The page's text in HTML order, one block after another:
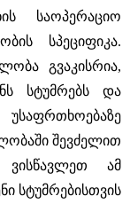
საოპერაციო
სპეციფიკა.
გვაკისრია,
სტუმრებს და
შევძელით
ვისწავლეთ ამ
სტუმრებისთვის